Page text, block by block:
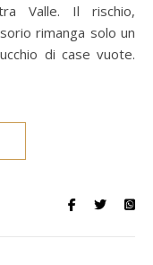
Valle. Il rischio,
rimanga solo un
di case vuote.